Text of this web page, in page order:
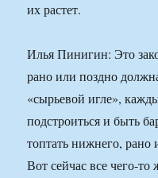
их растет.
Илья Пинигин: Это
рано или поздно
«сырьевой игле»,
подстроиться и быть
топтать нижнего, рано
Вот сейчас все чего-